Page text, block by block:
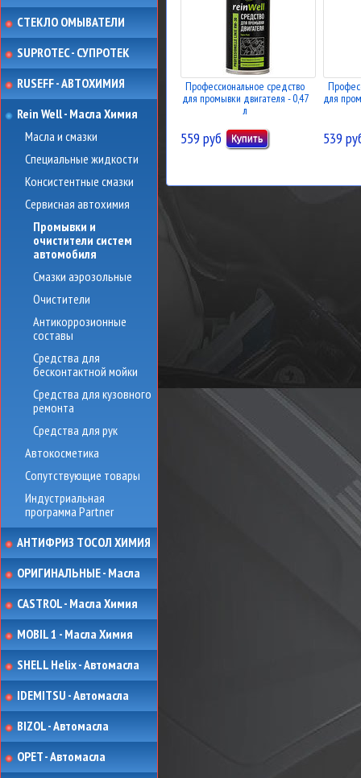
СТЕКЛО ОМЫВАТЕЛИ
SUPROTEC - СУПРОТЕК
RUSEFF - АВТОХИМИЯ
Rein Well - Масла Химия
Масла и смазки
Специальные жидкости
Консистентные смазки
Сервисная автохимия
Промывки и
очистители систем
автомобиля
Смазки аэрозольные
Очистители
Антикоррозионные
составы
Средства для
бесконтактной мойки
Средства для кузовного
ремонта
Средства для рук
Автокосметика
Сопутствующие товары
Индустриальная
программа Partner
АНТИФРИЗ ТОСОЛ ХИМИЯ
ОРИГИНАЛЬНЫЕ - Масла
CASTROL - Масла Химия
MOBIL 1 - Масла Химия
SHELL Helix - Автомасла
IDEMITSU - Автомасла
BIZOL - Автомасла
OPET - Автомасла
Профессиональное средство
для промывки двигателя - 0,47
л
559 руб
для
539